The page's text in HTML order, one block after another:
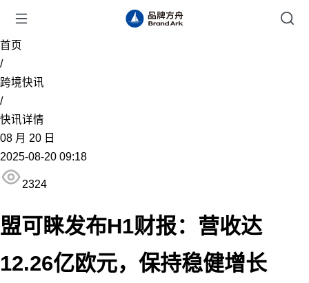
首页
/
跨境快讯
/
快讯详情
08 月 20 日
2025-08-20 09:18
2324
盟可睐发布H1财报：营收达
12.26亿欧元，保持稳健增长